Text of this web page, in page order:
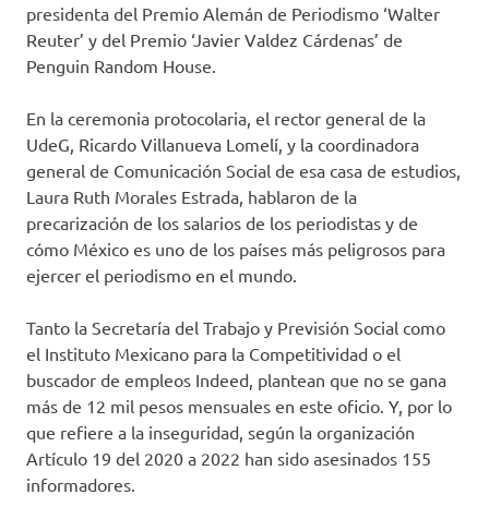
presidenta del Premio Alemán de Periodismo ‘Walter
Reuter’ y del Premio ‘Javier Valdez Cárdenas’ de
Penguin Random House.
En la ceremonia protocolaria, el rector general de la
UdeG, Ricardo Villanueva Lomelí, y la coordinadora
general de Comunicación Social de esa casa de estudios,
Laura Ruth Morales Estrada, hablaron de la
precarización de los salarios de los periodistas y de
cómo México es uno de los países más peligrosos para
ejercer el periodismo en el mundo.
Tanto la Secretaría del Trabajo y Previsión Social como
el Instituto Mexicano para la Competitividad o el
buscador de empleos Indeed, plantean que no se gana
más de 12 mil pesos mensuales en este oficio. Y, por lo
que refiere a la inseguridad, según la organización
Artículo 19 del 2020 a 2022 han sido asesinados 155
informadores.